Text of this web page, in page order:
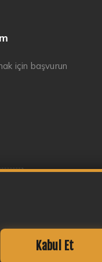
için başvurun
saklıdır.
Kabul Et